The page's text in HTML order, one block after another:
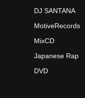
DJ SANTANA
MotiveRecords
MixCD
Japanese Rap
DVD